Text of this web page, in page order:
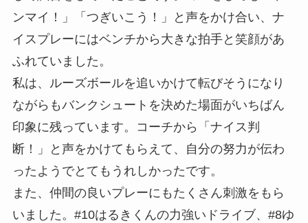
ンマイ！」「つぎいこう！」と声をかけ合い、ナ
イスプレーにはベンチから大きな拍手と笑顔があ
ふれていました。
私は、ルーズボールを追いかけて転びそうになり
ながらもバンクシュートを決めた場面がいちばん
印象に残っています。コーチから「ナイス判
断！」と声をかけてもらえて、自分の努力が伝わ
ったようでとてもうれしかったです。
また、仲間の良いプレーにもたくさん刺激をもら
いました。#10はるきくんの力強いドライブ、#8ゆ